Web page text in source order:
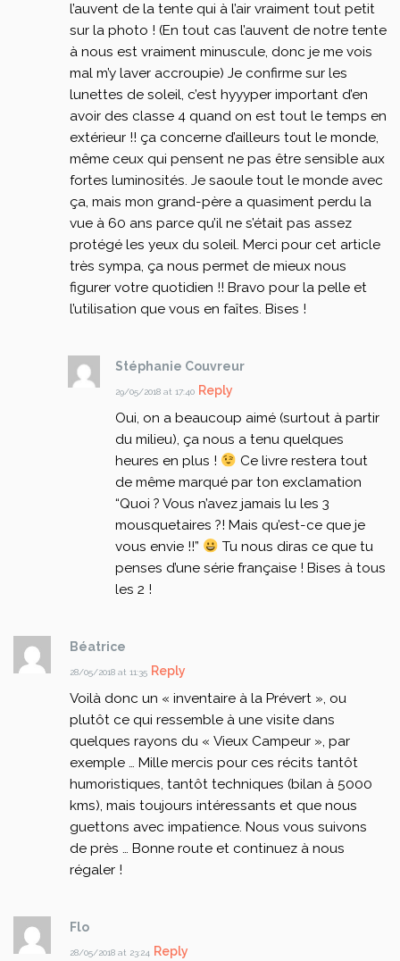
l’auvent de la tente qui à l’air vraiment tout petit
sur la photo ! (En tout cas l’auvent de notre tente
à nous est vraiment minuscule, donc je me vois
mal m’y laver accroupie) Je confirme sur les
lunettes de soleil, c’est hyyyper important d’en
avoir des classe 4 quand on est tout le temps en
extérieur !! ça concerne d’ailleurs tout le monde,
même ceux qui pensent ne pas être sensible aux
fortes luminosités. Je saoule tout le monde avec
ça, mais mon grand-père a quasiment perdu la
vue à 60 ans parce qu’il ne s’était pas assez
protégé les yeux du soleil. Merci pour cet article
très sympa, ça nous permet de mieux nous
figurer votre quotidien !! Bravo pour la pelle et
l’utilisation que vous en faîtes. Bises !
Stéphanie Couvreur
29/05/2018 at 17:40 Reply
Oui, on a beaucoup aimé (surtout à partir
du milieu), ça nous a tenu quelques
heures en plus !
Ce livre restera tout
de même marqué par ton exclamation
“Quoi ? Vous n’avez jamais lu les 3
mousquetaires ?! Mais qu’est-ce que je
vous envie !!”
Tu nous diras ce que tu
penses d’une série française ! Bises à tous
les 2 !
Béatrice
28/05/2018 at 11:35 Reply
Voilà donc un « inventaire à la Prévert », ou
plutôt ce qui ressemble à une visite dans
quelques rayons du « Vieux Campeur », par
exemple … Mille mercis pour ces récits tantôt
humoristiques, tantôt techniques (bilan à 5000
kms), mais toujours intéressants et que nous
guettons avec impatience. Nous vous suivons
de près … Bonne route et continuez à nous
régaler !
Flo
28/05/2018 at 23:24 Reply